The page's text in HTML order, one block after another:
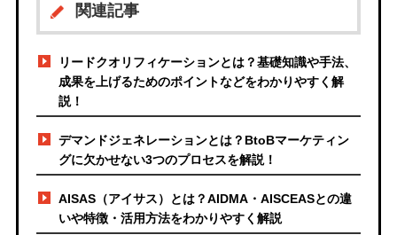
関連記事
リードクオリフィケーションとは？基礎知識や手法、
成果を上げるためのポイントなどをわかりやすく解
説！
デマンドジェネレーションとは？BtoBマーケティン
グに欠かせない3つのプロセスを解説！
AISAS（アイサス）とは？AIDMA・AISCEASとの違
いや特徴・活用方法をわかりやすく解説